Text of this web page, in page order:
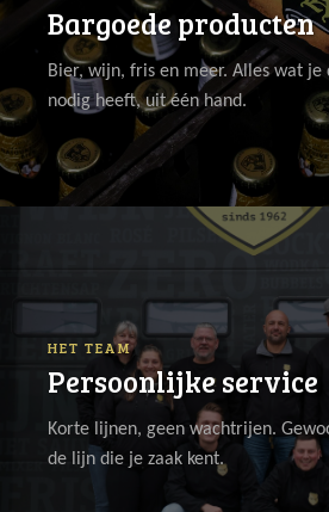
Bargoede producten
Bier, wijn, fris en meer. Alles wat je
nodig heeft, uit één hand.
HET TEAM
Persoonlijke service
Korte lijnen, geen wachtrijen.
de lijn die je zaak kent.